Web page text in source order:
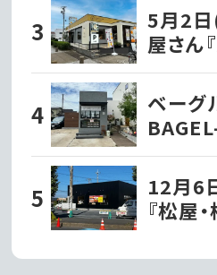
5月2日
屋さん
笠原店
原に
ベーグ
ル』が
ン!!｜
12月6
『松屋
い